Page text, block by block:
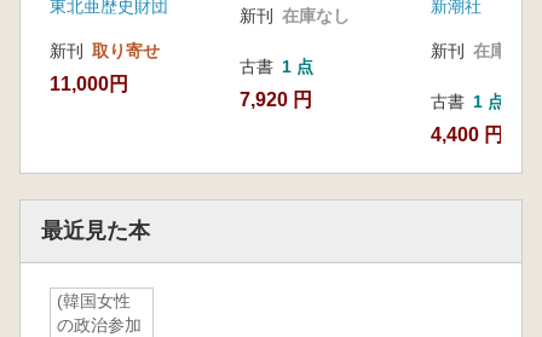
東北亜歴史財団
新刊 取り寄せ
11,000円
新刊 在庫なし
古書 1 点
7,920 円
新潮社
新刊 在庫なし
古書 1 点
4,400 円
最近見た本
(韓国女性
の政治参加